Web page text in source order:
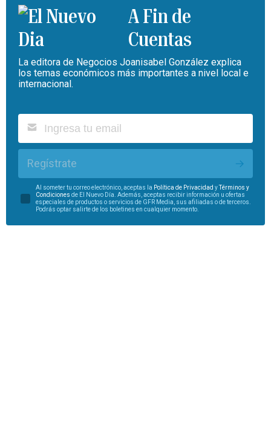
A Fin de
Cuentas
La editora de Negocios Joanisabel González explica
los temas económicos más importantes a nivel local e
internacional.
Regístrate
Al someter tu correo electrónico, aceptas la Política de Privacidad yTérminos y
Condiciones de El Nuevo Día. Además, aceptas recibir información u ofertas
especiales de productos o servicios de GFR Media, sus afiliadas o de terceros.
Podrás optar salirte de los boletines en cualquier momento.